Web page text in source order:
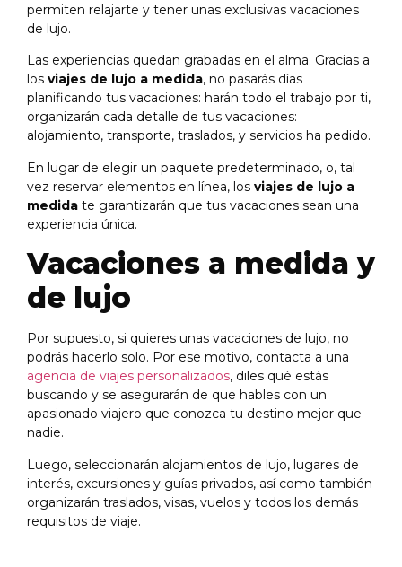
permiten relajarte y tener unas exclusivas vacaciones
de lujo.
Las experiencias quedan grabadas en el alma. Gracias a
los viajes de lujo a medida, no pasarás días
planificando tus vacaciones: harán todo el trabajo por ti,
organizarán cada detalle de tus vacaciones:
alojamiento, transporte, traslados, y servicios ha pedido.
En lugar de elegir un paquete predeterminado, o, tal
vez reservar elementos en línea, los viajes de lujo a
medida te garantizarán que tus vacaciones sean una
experiencia única.
Vacaciones a medida y
de lujo
Por supuesto, si quieres unas vacaciones de lujo, no
podrás hacerlo solo. Por ese motivo, contacta a una
agencia de viajes personalizados, diles qué estás
buscando y se asegurarán de que hables con un
apasionado viajero que conozca tu destino mejor que
nadie.
Luego, seleccionarán alojamientos de lujo, lugares de
interés, excursiones y guías privados, así como también
organizarán traslados, visas, vuelos y todos los demás
requisitos de viaje.